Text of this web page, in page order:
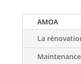
AMOA
La
Maintenance